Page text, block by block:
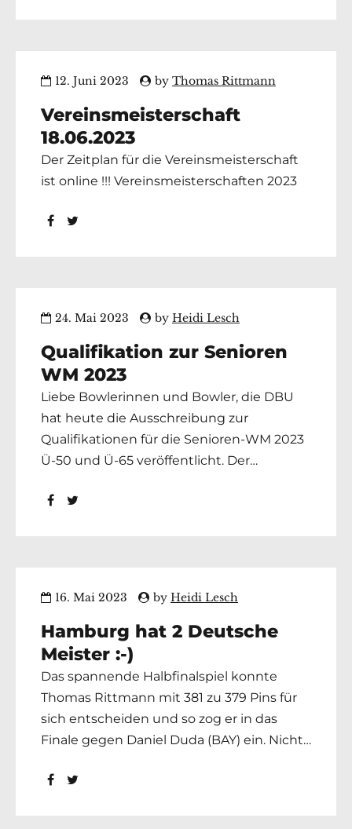
Deutschen Ländermeisterschaft! Der
Termin ist vom 19.08. – 20.08.2023 in...
12. Juni 2023 by Thomas Rittmann
Vereinsmeisterschaft
18.06.2023
Der Zeitplan für die Vereinsmeisterschaft
ist online !!! Vereinsmeisterschaften 2023
24. Mai 2023 by Heidi Lesch
Qualifikation zur Senioren
WM 2023
Liebe Bowlerinnen und Bowler, die DBU
hat heute die Ausschreibung zur
Qualifikationen für die Senioren-WM 2023
Ü-50 und Ü-65 veröffentlicht. Der
in Langen, die Senioren-WM findet vom
16. Mai 2023 by Heidi Lesch
Hamburg hat 2 Deutsche
Meister :-)
Das spannende Halbfinalspiel konnte
Thomas Rittmann mit 381 zu 379 Pins für
sich entscheiden und so zog er in das
Finale gegen Daniel Duda (BAY) ein. Nicht
Daniel Duda zunächst mit 215 zu 196 Pins